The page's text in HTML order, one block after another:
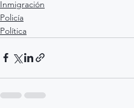
Inmigración
Policía
Política